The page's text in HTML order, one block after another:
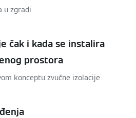
u zgradi
čak i kada se instalira
prostora
konceptu zvučne izolacije